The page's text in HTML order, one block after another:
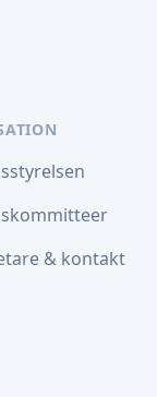
& kontakt